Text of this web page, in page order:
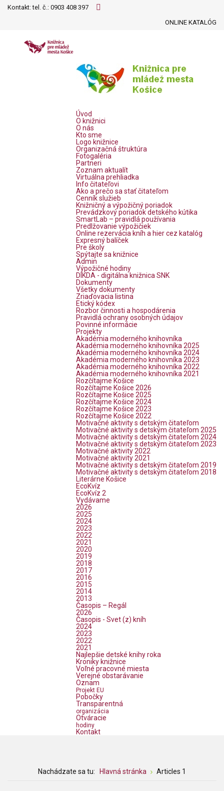
Kontakt: tel. č.: 0903 408 397
ONLINE KATALÓG
Úvod
O knižnici
O nás
Kto sme
Logo knižnice
Organizačná štruktúra
Fotogaléria
Partneri
Zoznam aktualít
Virtuálna prehliadka
Info čitateľovi
Ako a prečo sa stať čitateľom
Cenník služieb
Knižničný a výpožičný poriadok
Prevádzkový poriadok detského kútika
SmartLab – pravidlá používania
Predlžovanie výpožičiek
Online rezervácia kníh a hier cez katalóg
Expresný balíček
Pre školy
Spýtajte sa knižnice
Admin
Výpožičné hodiny
DIKDA - digitálna knižnica SNK
Dokumenty
Všetky dokumenty
Zriaďovacia listina
Etický kódex
Rozbor činnosti a hospodárenia
Pravidlá ochrany osobných údajov
Povinné informácie
Projekty
Akadémia moderného knihovníka
Akadémia moderného knihovníka 2025
Akadémia moderného knihovníka 2024
Akadémia moderného knihovníka 2023
Akadémia moderného knihovníka 2022
Akadémia moderného knihovníka 2021
Rozčítajme Košice
Rozčítajme Košice 2026
Rozčítajme Košice 2025
Rozčítajme Košice 2024
Rozčítajme Košice 2023
Rozčítajme Košice 2022
Motivačné aktivity s detským čitateľom
Motivačné aktivity s detským čitateľom 2025
Motivačné aktivity s detským čitateľom 2024
Motivačné aktivity s detským čitateľom 2023
Motivačné aktivity 2022
Motivačné aktivity 2021
Motivačné aktivity s detským čitateľom 2019
Motivačné aktivity s detským čitateľom 2018
Literárne Košice
EcoKvíz
EcoKvíz 2
Vydávame
2026
2025
2024
2023
2022
2021
2020
2019
2018
2017
2016
2015
2014
2013
Časopis – Regál
2026
Časopis - Svet (z) kníh
2024
2023
2022
2021
Najlepšie detské knihy roka
Kroniky knižnice
Voľné pracovné miesta
Verejné obstarávanie
Oznam
Projekt EU
Pobočky
Transparentná
organizácia
Otváracie
hodiny
Kontakt
Nachádzate sa tu: Hlavná stránka Articles 1